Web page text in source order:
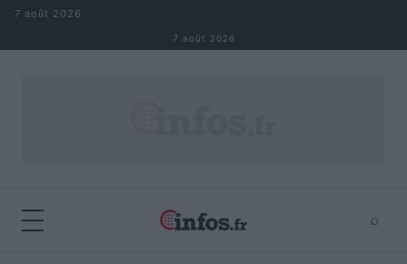
Aller au contenu
7 août 2026
7 août 2026
⌕